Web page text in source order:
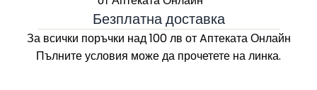
Безплатна доставка
За всички поръчки над 100 лв от Aптеката Онлайн
Пълните условия може да прочетете на линка.